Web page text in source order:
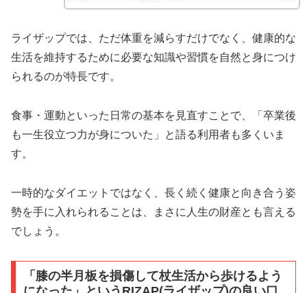
ライザップでは、ただ体重を減らすだけでなく、健康的な
生活を維持するために必要な知識や習慣を自然と身につけ
られるのが特長です。
食事・運動といった日常の基本を見直すことで、「卒業後
も一生役立つ力が身についた」と語る利用者も多くいま
す。
一時的なダイエットではなく、長く続く健康と向き合う姿
勢を手に入れられることは、まさに人生の財産とも言える
でしょう。
「膝の半月板を損傷して杖生活から歩けるよう